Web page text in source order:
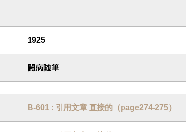
1925
闘病随筆
B-601 : 引用文章 直接的（page274-275）